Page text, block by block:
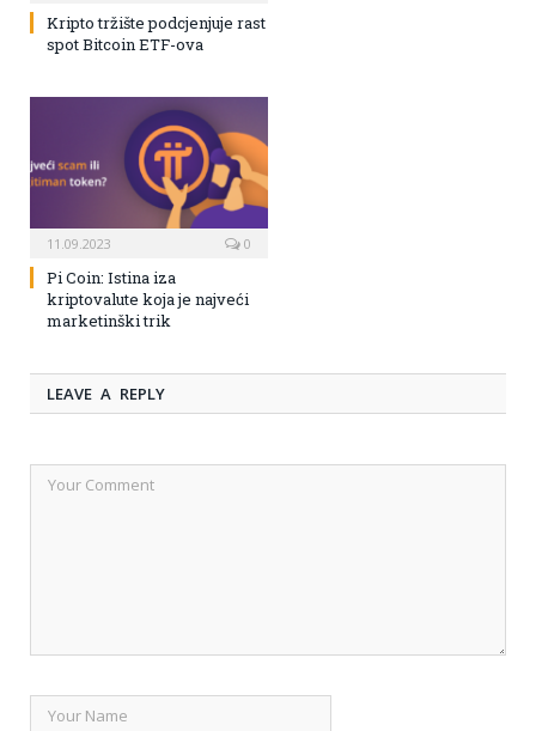
Kripto tržište podcjenjuje rast
spot Bitcoin ETF-ova
11.09.2023 0
Pi Coin: Istina iza
kriptovalute koja je najveći
marketinški trik
LEAVE A REPLY